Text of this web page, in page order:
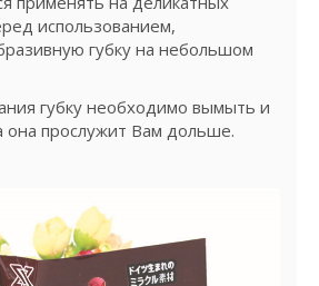
использованием,
губку на небольшом
губку необходимо вымыть и
она прослужит Вам дольше.